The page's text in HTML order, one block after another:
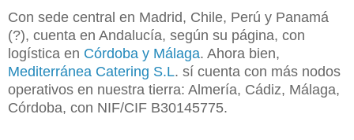
Con sede central en Madrid, Chile, Perú y Panamá
(?), cuenta en Andalucía, según su página, con
logística en Córdoba y Málaga. Ahora bien,
Mediterránea Catering S.L. sí cuenta con más nodos
operativos en nuestra tierra: Almería, Cádiz, Málaga,
Córdoba, con NIF/CIF B30145775.